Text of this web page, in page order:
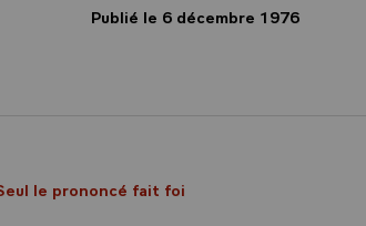
Publié le 6 décembre 1976
le prononcé fait foi